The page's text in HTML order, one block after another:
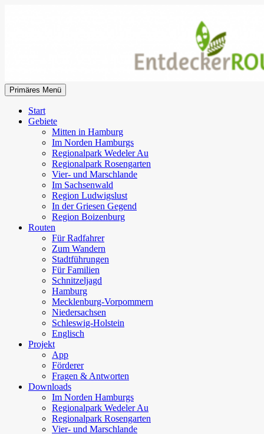
EntdeckerRouten
Suchen
Primäres Menü
Start
Gebiete
Mitten in Hamburg
Im Norden Hamburgs
Regionalpark Wedeler Au
Regionalpark Rosengarten
Vier- und Marschlande
Im Sachsenwald
Region Ludwigslust
In der Griesen Gegend
Region Boizenburg
Routen
Für Radfahrer
Zum Wandern
Stadtführungen
Für Familien
Schnitzeljagd
Hamburg
Mecklenburg-Vorpommern
Niedersachsen
Schleswig-Holstein
Englisch
Projekt
App
Förderer
Fragen & Antworten
Downloads
Im Norden Hamburgs
Regionalpark Wedeler Au
Regionalpark Rosengarten
Vier- und Marschlande